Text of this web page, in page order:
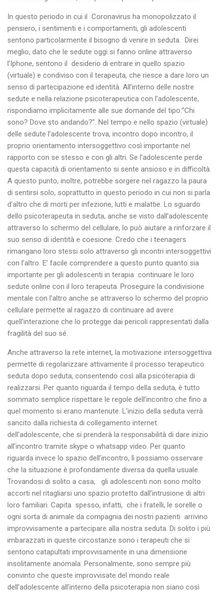
In questo periodo in cui il Coronavirus ha monopolizzato il
pensiero, i sentimenti e i comportamenti, gli adolescenti
sentono particolarmente il bisogno di venire in seduta. Direi
meglio, dato che le sedute oggi si fanno online attraverso
l’Iphone, sentono il desiderio di entrare in quello spazio
(virtuale) e condiviso con il terapeuta, che riesce a dare loro un
senso di partecipazione ed identità. All’interno delle nostre
sedute e nella relazione psicoterapeutica con l’adolescente,
rispondiamo implicitamente alle sue domande del tipo:”Chi
sono? Dove sto andando?”. Nel tempo e nello spazio (virtuale)
delle sedute l’adolescente trova, incontro dopo incontro, il
proprio orientamento intersoggettivo così importante nel
rapporto con se stesso e con gli altri. Se l’adolescente perde
questa capacità di orientamento si sente ansioso e in difficoltà.
A questo punto, inoltre, potrebbe sorgere nel ragazzo la paura
di sentirsi solo, soprattutto in questo periodo in cui non si parla
d’altro che di morti per infezione, lutti e malattie. Lo sguardo
dello psicoterapeuta in seduta, anche se visto dall’adolescente
attraverso lo schermo del cellulare, lo può aiutare a rinforzare il
suo senso di identità e coesione. Credo che i teenagers
rimangano loro stessi solo attraverso gli incontri intersoggettivi
con l’altro. E’ facile comprendere a questo punto quanto sia
importante per gli adolescenti in terapia continuare le loro
sedute online con il loro terapeuta. Proseguire la condivisione
mentale con l’altro anche se attraverso lo schermo del proprio
cellulare permette al ragazzo di continuare ad avere
quell’interazione che lo protegge dai pericoli rappresentati dalla
fragilità del suo sé.
Anche attraverso la rete internet, la motivazione intersoggettiva
permette di regolarizzare attivamente il processo terapeutico
seduta dopo seduta, consentendo così alla psicoterapia di
realizzarsi. Per quanto riguarda il tempo della seduta, è tutto
sommato semplice rispettare le regole dell’incontro che fino a
quel momento si erano mantenute. L’inizio della seduta verrà
sancito dalla richiesta di collegamento internet
dell’adolescente, che si prenderà la responsabilità di dare inizio
all’incontro tramite skype o whatsapp video. Per quanto
riguarda invece lo spazio dell’incontro, lì possiamo osservare
che la situazione è profondamente diversa da quella usuale.
Trovandosi di solito a casa, gli adolescenti non sono molto
accorti nel ritagliarsi uno spazio protetto dall’intrusione di altri
loro familiari. Capita spesso, infatti, che i fratelli, le sorelle o
ogni sorta di animale da compagnia dei nostri pazienti arrivino
improvvisamente a partecipare alla nostra seduta. Di solito i più
imbarazzati in queste circostanze sono i terapeuti che si
sentono catapultati improvvisamente in una dimensione
insolitamente anomala. Personalmente, sono sempre più
convinto che queste improvvisate del mondo reale
dell’adolescente all’interno della psicoterapia non siano così